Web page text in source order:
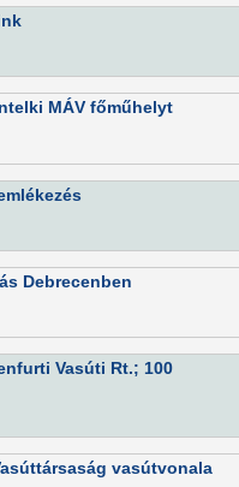
MÁV főműhelyt
Debrecenben
Vasúti Rt.; 100
vasútvonala